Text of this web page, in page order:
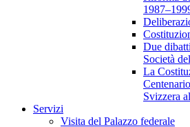
Due
Società
La
Svizzera
Servizi
Visita del Palazzo federale